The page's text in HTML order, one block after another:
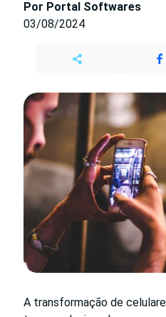
Por Portal Softwares
03/08/2024
A transformação de